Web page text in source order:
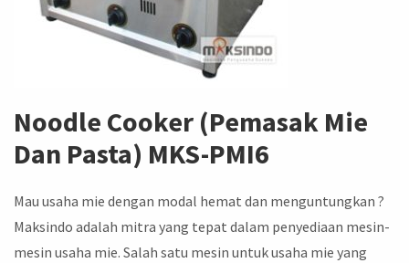
Noodle Cooker (Pemasak Mie
Dan Pasta) MKS-PMI6
Mau usaha mie dengan modal hemat dan menguntungkan ?
Maksindo adalah mitra yang tepat dalam penyediaan mesin-
mesin usaha mie. Salah satu mesin untuk usaha mie yang